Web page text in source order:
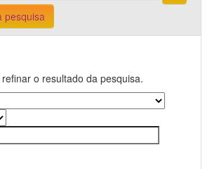
pesquisa
o resultado da pesquisa.